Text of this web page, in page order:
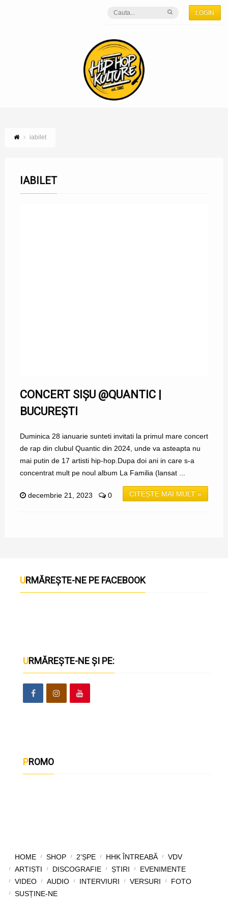
LOGIN
iabilet
IABILET
CONCERT SIȘU @QUANTIC |
BUCUREȘTI
Duminica 28 ianuarie sunteti invitati la primul mare concert
de rap din clubul Quantic din 2024, unde va asteapta nu
mai putin de 17 artisti hip-hop.Dupa doi ani in care s-a
concentrat mult pe noul album La Familia (lansat ...
CITEȘTE MAI MULT »
decembrie 21, 2023 0
URMĂREȘTE-NE PE FACEBOOK
URMĂREȘTE-NE ȘI PE:
PROMO
HOME SHOP 2’ȘPE HHK ÎNTREABĂ
VDV
ARTIȘTI
DISCOGRAFIE ȘTIRI
EVENIMENTE
VIDEO
AUDIO INTERVIURI VERSURI
FOTO
SUSȚINE-NE